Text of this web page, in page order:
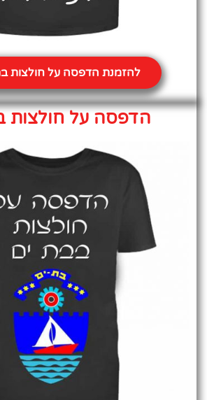
להזמנת הדפסה על חולצות
הדפסה על חולצות